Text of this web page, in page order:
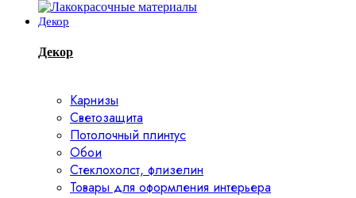
Декор
Декор
Карнизы
Светозащита
Потолочный плинтус
Обои
Стеклохолст, флизелин
Товары для оформления интерьера